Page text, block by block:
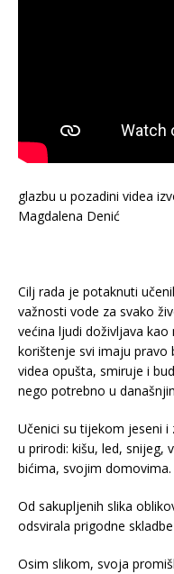
glazbu u pozadini videa
Magdalena Denić
Cilj rada je potaknuti
važnosti vode za svako
većina ljudi doživljava
korištenje svi imaju pravo
videa opušta, smiruje i
nego potrebno u
Učenici su tijekom jeseni
u prirodi: kišu, led, snijeg,
bićima, svojim domovima.
Od sakupljenih slika
odsvirala prigodne
Osim slikom, svoja